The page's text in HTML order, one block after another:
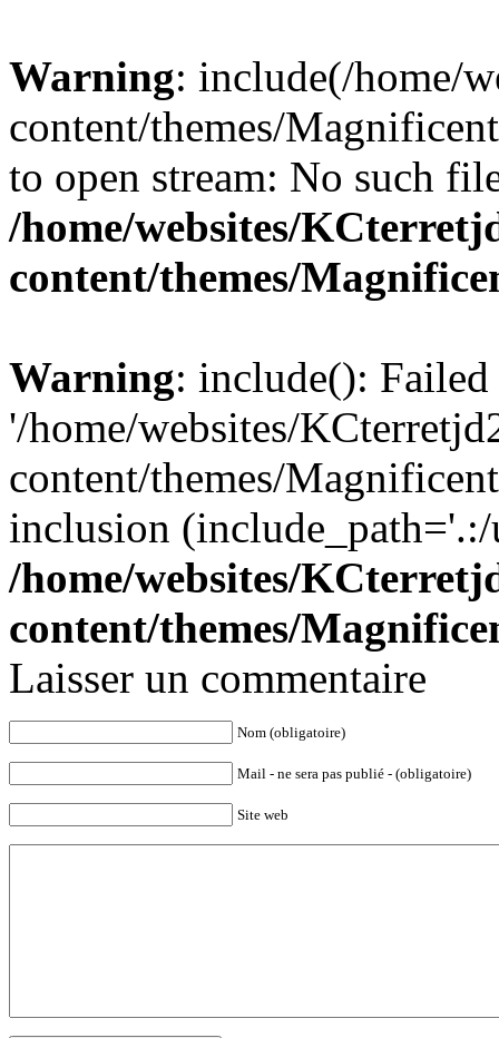
Warning: include(/home/
content/themes/
to open stream: No such
/home/websites/
content/themes/
Warning: include():
'/home/websites/
content/themes/
inclusion
/home/websites/
content/themes/
Laisser un commentaire
Nom (obligatoire)
Mail - ne sera pas publié - (obligatoire)
Site web